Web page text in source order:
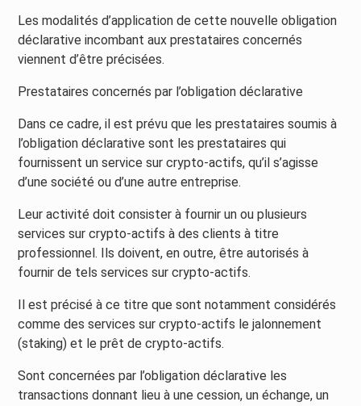
Les modalités d’application de cette nouvelle obligation
déclarative incombant aux prestataires concernés
viennent d’être précisées.
Prestataires concernés par l’obligation déclarative
Dans ce cadre, il est prévu que les prestataires soumis à
l’obligation déclarative sont les prestataires qui
fournissent un service sur crypto-actifs, qu’il s’agisse
d’une société ou d’une autre entreprise.
Leur activité doit consister à fournir un ou plusieurs
services sur crypto-actifs à des clients à titre
professionnel. Ils doivent, en outre, être autorisés à
fournir de tels services sur crypto-actifs.
Il est précisé à ce titre que sont notamment considérés
comme des services sur crypto-actifs le jalonnement
(staking) et le prêt de crypto-actifs.
Sont concernées par l’obligation déclarative les
transactions donnant lieu à une cession, un échange, un